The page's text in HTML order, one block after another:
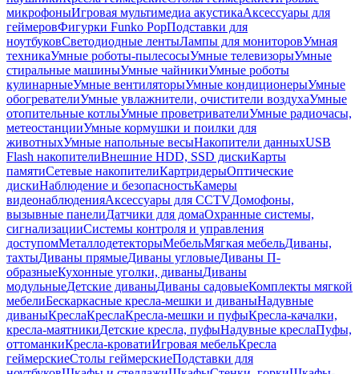
микрофоныИгровая мультимедиа акустикаАксессуары для
геймеровФигурки Funko PopПодставки для
ноутбуковСветодиодные лентыЛампы для мониторовУмная
техникаУмные роботы-пылесосыУмные телевизорыУмные
стиральные машиныУмные чайникиУмные роботы
кулинарныеУмные вентиляторыУмные кондиционерыУмные
обогревателиУмные увлажнители, очистители воздухаУмные
отопительные котлыУмные проветривателиУмные радиочасы,
метеостанцииУмные кормушки и поилки для
животныхУмные напольные весыНакопители данныхUSB
Flash накопителиВнешние HDD, SSD дискиКарты
памятиСетевые накопителиКартридерыОптические
дискиНаблюдение и безопасностьКамеры
видеонаблюденияАксессуары для CCTVДомофоны,
вызывные панелиДатчики для домаОхранные системы,
сигнализацииСистемы контроля и управления
доступомМеталлодетекторыМебельМягкая мебельДиваны,
тахтыДиваны прямыеДиваны угловыеДиваны П-
образныеКухонные уголки, диваныДиваны
модульныеДетские диваныДиваны садовыеКомплекты мягкой
мебелиБескаркасные кресла-мешки и диваныНадувные
диваныКреслаКреслаКресла-мешки и пуфыКресла-качалки,
кресла-маятникиДетские кресла, пуфыНадувные креслаПуфы,
оттоманкиКресла-кроватиИгровая мебельКресла
геймерскиеСтолы геймерскиеПодставки для